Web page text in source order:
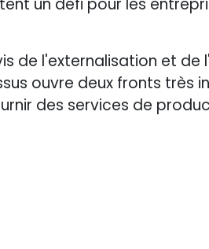
un défi pour les
de l'externalisation et de
ouvre deux fronts très
des services de